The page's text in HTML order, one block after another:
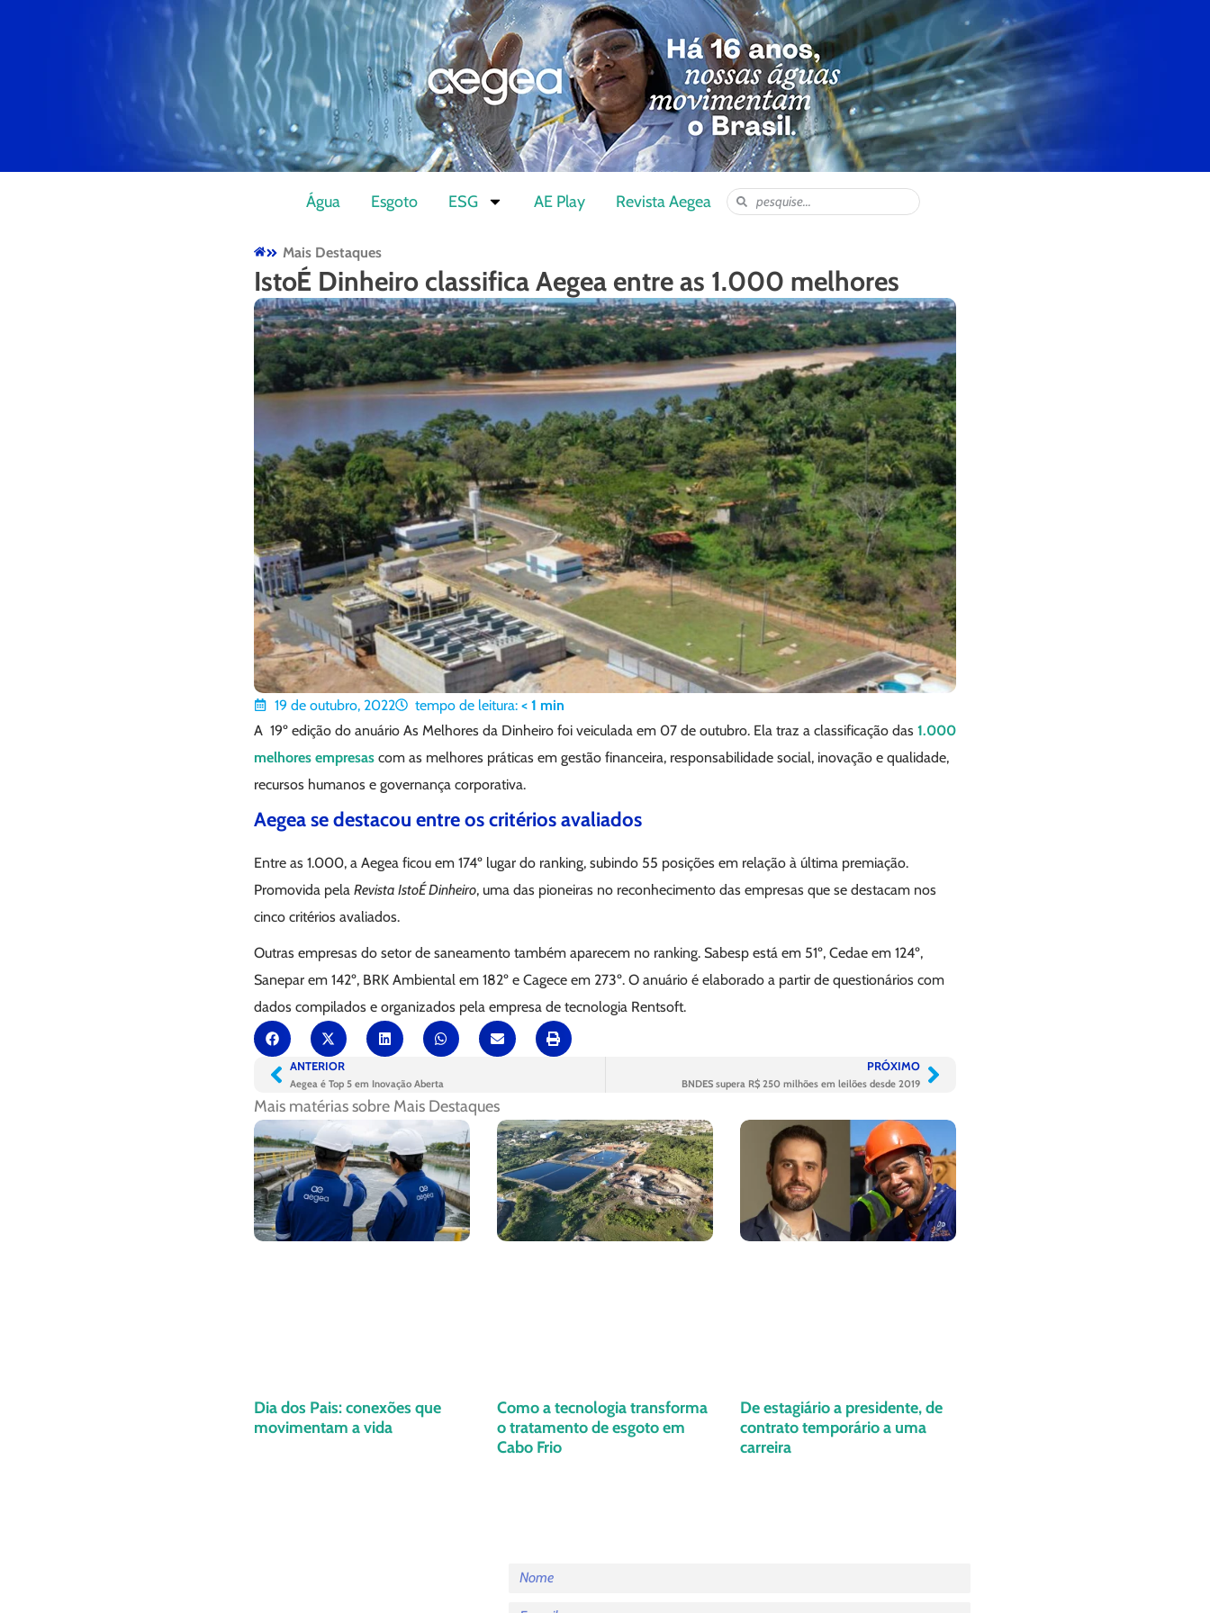
Água Esgoto ESG AE Play Revista Aegea
Mais Destaques
IstoÉ Dinheiro classifica Aegea entre as 1.000 melhores
19 de outubro, 2022 tempo de leitura: < 1 min
A 19º edição do anuário As Melhores da Dinheiro foi veiculada em 07 de outubro. Ela traz a classificação das 1.000
melhores empresas com as melhores práticas em gestão financeira, responsabilidade social, inovação e qualidade,
recursos humanos e governança corporativa.
Aegea se destacou entre os critérios avaliados
Entre as 1.000, a Aegea ficou em 174º lugar do ranking, subindo 55 posições em relação à última premiação.
Promovida pela Revista IstoÉ Dinheiro, uma das pioneiras no reconhecimento das empresas que se destacam nos
cinco critérios avaliados.
Outras empresas do setor de saneamento também aparecem no ranking. Sabesp está em 51º, Cedae em 124º,
Sanepar em 142º, BRK Ambiental em 182º e Cagece em 273º. O anuário é elaborado a partir de questionários com
dados compilados e organizados pela empresa de tecnologia Rentsoft.
ANTERIOR
Aegea é Top 5 em Inovação Aberta
PRÓXIMO
BNDES supera R$ 250 milhões em leilões desde 2019
Mais matérias sobre Mais Destaques
Dia dos Pais: conexões que
movimentam a vida
Como a tecnologia transforma
o tratamento de esgoto em
Cabo Frio
De estagiário a presidente, de
contrato temporário a uma
carreira